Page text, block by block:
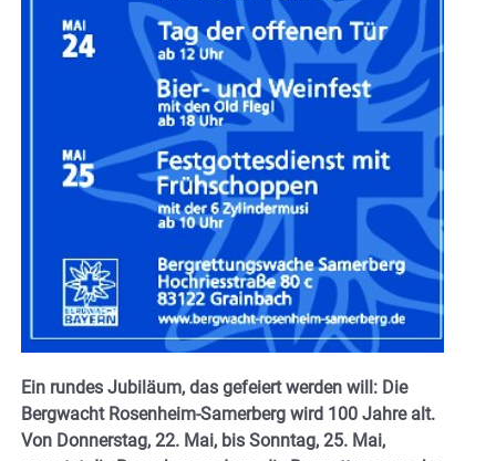
Ein rundes Jubiläum, das gefeiert werden will: Die
Bergwacht Rosenheim-Samerberg wird 100 Jahre alt.
Von Donnerstag, 22. Mai, bis Sonntag, 25. Mai,